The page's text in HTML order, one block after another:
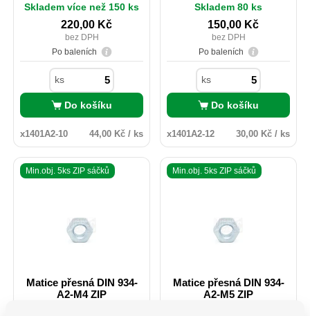
konstrukcí staveb. Rozdíl
mezi ISO 4032 a DIN 934 je u
rozměrů M10;M12 a M14 ve
velikosti použitého e. ISOvé
matičky jsou zlehka vyšší než
u provedení DIN.
Skladem více než 150 ks
220,00 Kč
bez DPH
Po baleních
ks
Do košíku
x1401A2-10 44,00 Kč / ks
konstrukcí staveb. Rozdíl
mezi ISO 4032 a DIN 934 je u
rozměrů M10;M12 a M14 ve
velikosti použitého e. ISOvé
matičky jsou zlehka vyšší než
u provedení DIN.
Skladem 80 ks
150,00 Kč
bez DPH
Po baleních
ks
Do košíku
x1401A2-12 30,00 Kč / ks
Min.obj. 5ks ZIP sáčků
Matice přesná DIN 934-
A2-M4 ZIP
Min.obj. 5ks ZIP sáčků
Matice přesná DIN 934-
A2-M5 ZIP